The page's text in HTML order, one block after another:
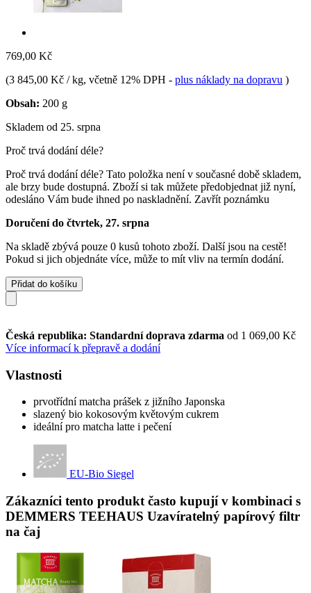
769,00 Kč
(3 845,00 Kč / kg, včetně 12% DPH - plus náklady na dopravu )
Obsah: 200 g
Skladem od 25. srpna
Proč trvá dodání déle?
Proč trvá dodání déle? Tato položka není v současné době skladem,
ale brzy bude dostupná. Zboží si tak můžete předobjednat již nyní,
odesláno Vám bude ihned po naskladnění. Zavřít poznámku
Doručení do čtvrtek, 27. srpna
Na skladě zbývá pouze 0 kusů tohoto zboží. Další jsou na cestě!
Pokud si jich objednáte více, může to mít vliv na termín dodání.
Přidat do košíku
Česká republika: Standardní doprava zdarma od 1 069,00 Kč
Více informací k přepravě a dodání
Vlastnosti
prvotřídní matcha prášek z jižního Japonska
slazený bio kokosovým květovým cukrem
ideální pro matcha latte i pečení
EU-Bio Siegel
Zákazníci tento produkt často kupují v kombinaci s
DEMMERS TEEHAUS Uzavíratelný papírový filtr
na čaj